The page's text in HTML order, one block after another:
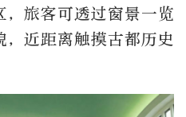
旅客可透过窗景一览
近距离触摸古都历史